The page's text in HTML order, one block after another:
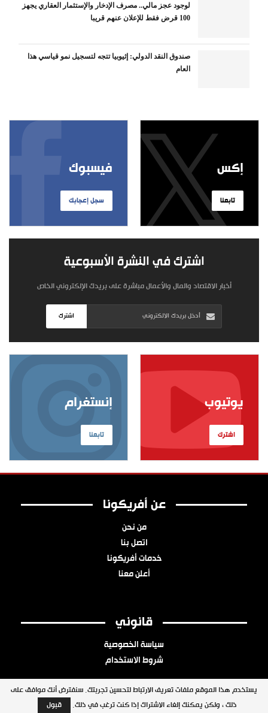
لوجود عجز مالي.. مصرف الإدخار والإستثمار العقاري يجهز
100 قرض فقط للإعلان عنهم قريبا
صندوق النقد الدولي: إثيوبيا تتجه لتسجيل نمو قياسي هذا
العام
فيسبوك
سجل إعجابك
إكس
تابعنا
اشترك في النشرة الأسبوعية
أخبار الاقتصاد والمال والأعمال مباشرة على بريدك الإلكتروني الخاص
اشترك
إنستغرام
تابعنا
يوتيوب
اشترك
عن أفريكونا
من نحن
اتصل بنا
خدمات أفريكونا
أعلن معنا
قانوني
سياسة الخصوصية
شروط الاستخدام
جميع الحقوق محفوظة © 2026 شبكة أفريكونا
يستخدم هذا الموقع ملفات تعريف الارتباط لتحسين تجربتك. سنفترض أنك موافق على
ذلك ، ولكن يمكنك إلغاء الاشتراك إذا كنت ترغب في ذلك.
قبول